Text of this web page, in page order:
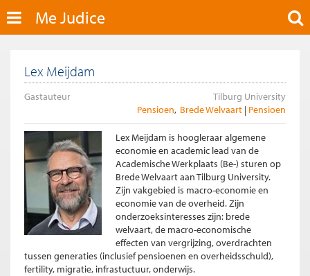
Me Judice
Lex Meijdam
Gastauteur
Tilburg University
Pensioen Brede Welvaart Pensioen
Lex Meijdam is hoogleraar algemene
economie en academic lead van de
Academische Werkplaats (Be-) sturen op
Brede Welvaart aan Tilburg University.
Zijn vakgebied is macro-economie en
economie van de overheid. Zijn
onderzoeksinteresses zijn: brede
welvaart, de macro-economische
effecten van vergrijzing, overdrachten
tussen generaties (inclusief pensioenen en overheidsschuld),
fertility, migratie, infrastuctuur, onderwijs.